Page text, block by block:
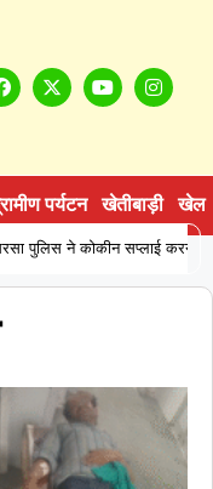
पर्यटन खेतीबाड़ी खेल
पुलिस ने कोकीन सप्लाई करने